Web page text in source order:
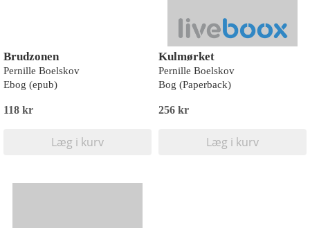
Brudzonen
Pernille Boelskov
Ebog (epub)
118 kr
Læg i kurv
Kulmørket
Pernille Boelskov
Bog (Paperback)
256 kr
Læg i kurv